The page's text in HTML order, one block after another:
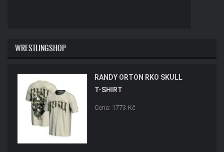
WRESTLINGSHOP
RANDY ORTON RKO SKULL
T-SHIRT
Cena: 1773-Kč